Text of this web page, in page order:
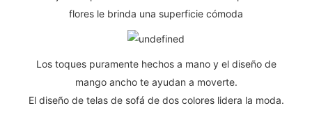
flores le brinda una superficie cómoda
Los toques puramente hechos a mano y el diseño de
mango ancho te ayudan a moverte.
El diseño de telas de sofá de dos colores lidera la moda.